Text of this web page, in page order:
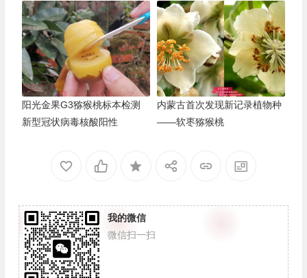
阳光金果G3猕猴桃标本检测
新型冠状病毒核酸阳性
内蒙古首次发现新记录植物种
——软枣猕猴桃
我的微信
微信扫一扫